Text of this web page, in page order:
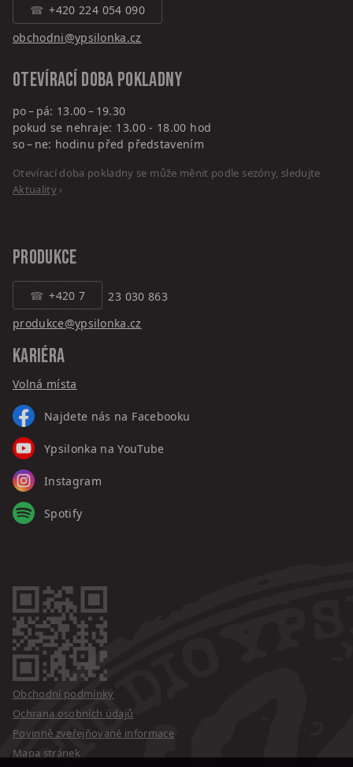
+420 224 054 090
obchodni@ypsilonka.cz
Otevírací doba pokladny
po – pá: 13.00 – 19.30
pokud se nehraje: 13.00 - 18.00 hod
so – ne: hodinu před představením
Otevírací doba pokladny se může měnit podle sezóny, sledujte
Aktuality›
PRODUKCE
+420 7
23 030 863
produkce@ypsilonka.cz
KARIÉRA
Volná místa
Najdete nás na Facebooku
Ypsilonka na YouTube
Instagram
Spotify
Obchodní podmínky
Ochrana osobních údajů
Povinně zveřejňované informace
Mapa stránek